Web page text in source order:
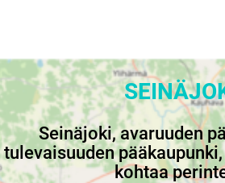
Seinäjoki, avaruuden
tulevaisuuden
kohtaa